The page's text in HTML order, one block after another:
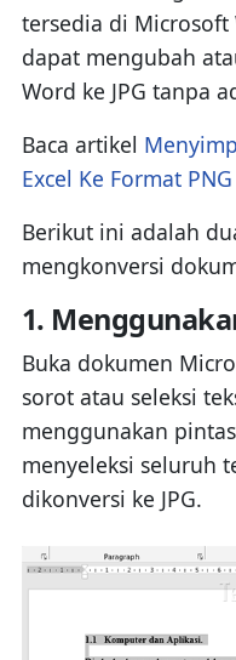
tersedia di Microsoft
dapat mengubah
Word ke JPG tanpa
Baca artikel
Excel Ke Format PNG
Berikut ini adalah
mengkonversi
1.
Buka dokumen
sorot atau seleksi
menggunakan
menyeleksi seluruh
dikonversi ke JPG.